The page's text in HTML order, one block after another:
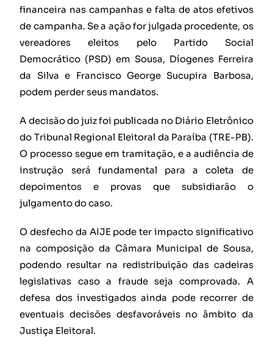
financeira nas campanhas e falta de atos efetivos
de campanha. Se a ação for julgada procedente, os
vereadores eleitos pelo Partido Social
Democrático (PSD) em Sousa, Díogenes Ferreira
da Silva e Francisco George Sucupira Barbosa,
podem perder seus mandatos.
A decisão do juiz foi publicada no Diário Eletrônico
do Tribunal Regional Eleitoral da Paraíba (TRE-PB).
O processo segue em tramitação, e a audiência de
instrução será fundamental para a coleta de
depoimentos e provas que subsidiarão o
julgamento do caso.
O desfecho da AIJE pode ter impacto significativo
na composição da Câmara Municipal de Sousa,
podendo resultar na redistribuição das cadeiras
legislativas caso a fraude seja comprovada. A
defesa dos investigados ainda pode recorrer de
eventuais decisões desfavoráveis no âmbito da
Justiça Eleitoral.